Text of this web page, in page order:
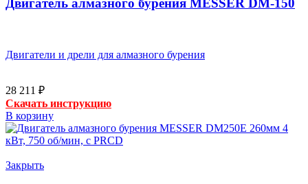
Двигатели и дрели для алмазного бурения
28 211 ₽
Скачать инструкцию
В корзину
Закрыть